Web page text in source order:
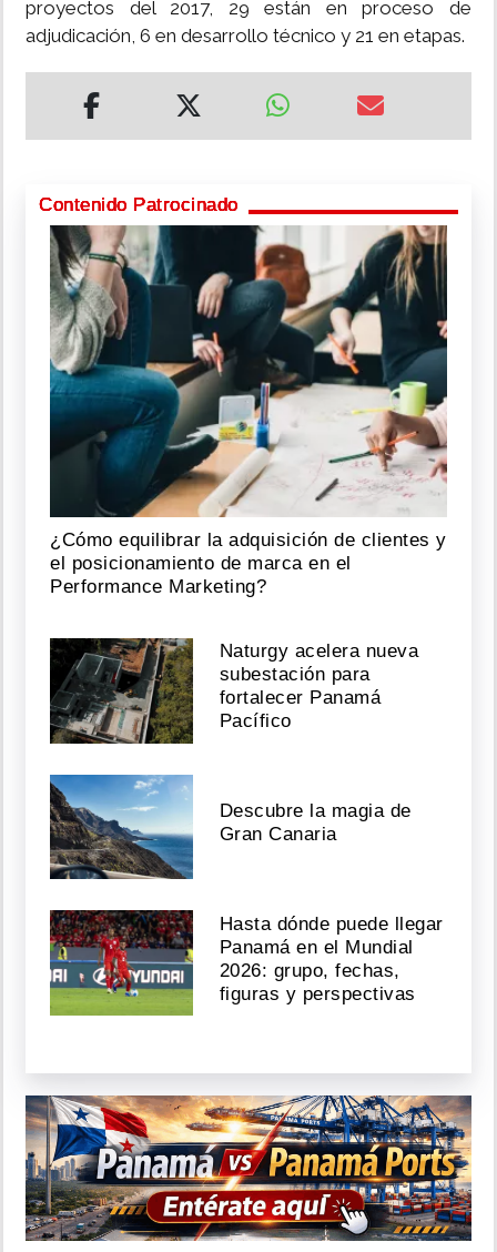
proyectos del 2017, 29 están en proceso de
adjudicación, 6 en desarrollo técnico y 21 en etapas.
Contenido Patrocinado
¿Cómo equilibrar la adquisición de clientes y
el posicionamiento de marca en el
Performance Marketing?
Naturgy acelera nueva
subestación para
fortalecer Panamá
Pacífico
Descubre la magia de
Gran Canaria
Hasta dónde puede llegar
Panamá en el Mundial
2026: grupo, fechas,
figuras y perspectivas